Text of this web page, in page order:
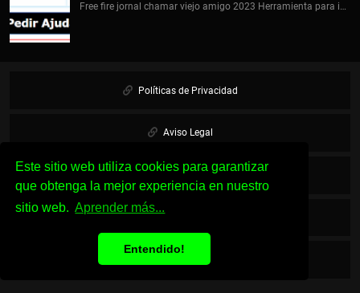
Este sitio web utiliza cookies para garantizar
que obtenga la mejor experiencia en nuestro
sitio web. Aprender más...
Entendido!
Free fire jornal chamar viejo amigo 2023 Herramienta para i…
Políticas de Privacidad
Aviso Legal
Cookies